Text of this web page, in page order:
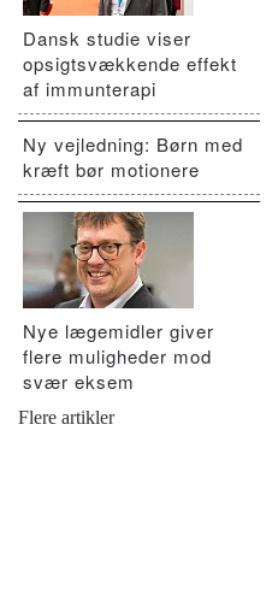
Dansk studie viser
opsigtsvækkende effekt
af immunterapi
Ny vejledning: Børn med
kræft bør motionere
Nye lægemidler giver
flere muligheder mod
svær eksem
Flere artikler